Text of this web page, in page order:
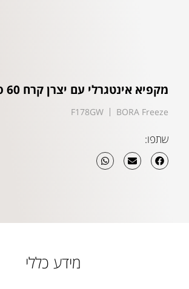
מקפיא אינטגרלי עם יצרן קרח 60 ס"מ
BORA Freeze
F178GW
שתפו:
מידע כללי